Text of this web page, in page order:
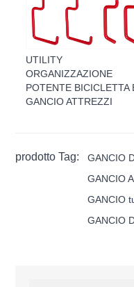
UTILITY
ORGANIZZAZIONE
POTENTE BICICLETTA
GANCIO ATTREZZI
prodotto Tag:
GANCIO
GANCIO
GANCIO
GANCIO